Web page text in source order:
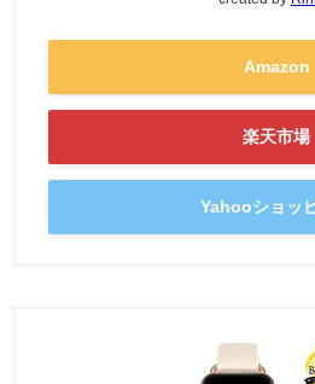
Amazon
楽天市場
Yahooショッ